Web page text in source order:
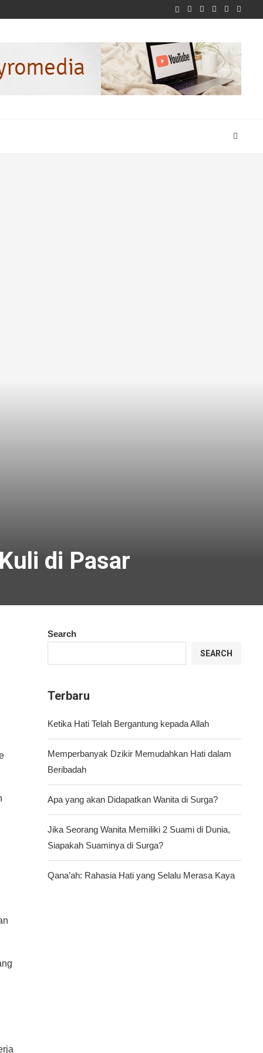
di Pasar
Search
SEARCH
Terbaru
Ketika Hati Telah Bergantung kepada Allah
Memperbanyak Dzikir Memudahkan Hati dalam
Beribadah
Apa yang akan Didapatkan Wanita di Surga?
Jika Seorang Wanita Memiliki 2 Suami di Dunia,
Siapakah Suaminya di Surga?
Qana’ah: Rahasia Hati yang Selalu Merasa Kaya